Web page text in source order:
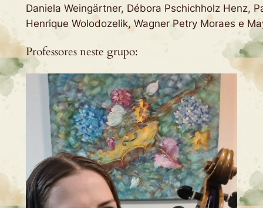
Daniela Weingärtner, Débora Pschichholz Henz,
Henrique Wolodozelik, Wagner Petry Moraes e
Professores neste grupo: